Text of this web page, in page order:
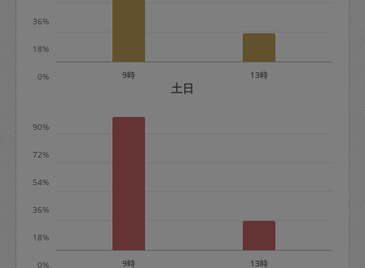
※キャンセル料金の設定について：
0%
18%
36%
9時 13時
土日
0%
18%
36%
54%
72%
90%
9時 13時